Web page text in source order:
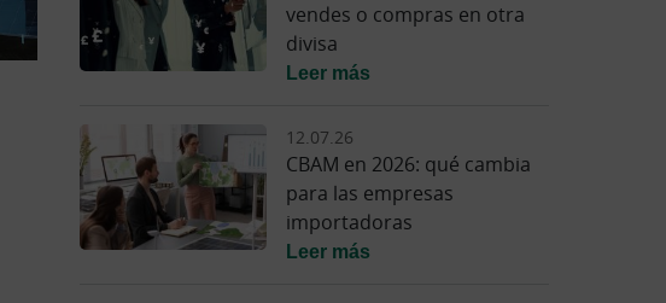
vendes o compras en otra
divisa
Leer más
12.07.26
CBAM en 2026: qué cambia
para las empresas
importadoras
Leer más